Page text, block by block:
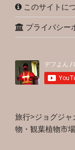
このサイトに
プライバシー
旅行>ジョグジャ
物・観葉植物市場